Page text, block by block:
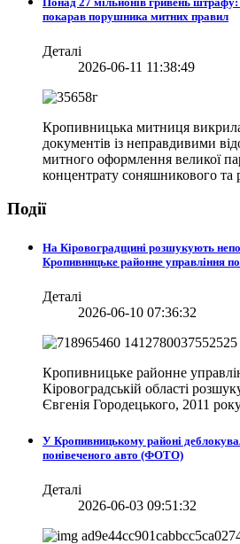
покарав порушника митних правил
Деталі
2026-06-11 11:38:49
Кропивницька митниця
документів із неправдивими
митного оформлення великої
концентрату соняшникового та
Події
На Кіровоградщині розшукують
Кропивницьке районне управління
Деталі
2026-06-10 07:36:32
Кропивницьке районне
Кіровоградській області
Євгенія Городецького, 2011
У Кропивницькому районі
понівеченого авто (ФОТО)
Деталі
2026-06-03 09:51:32